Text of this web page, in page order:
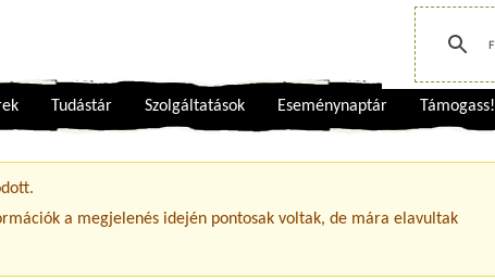
Tudástár Szolgáltatások Eseménynaptár Támogass!
a megjelenés idején pontosak voltak, de mára elavultak